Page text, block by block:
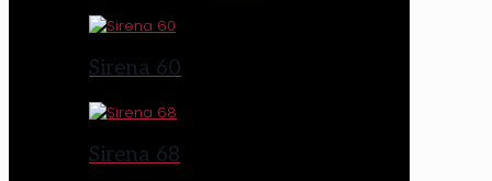
Sirena 60
Sirena 68